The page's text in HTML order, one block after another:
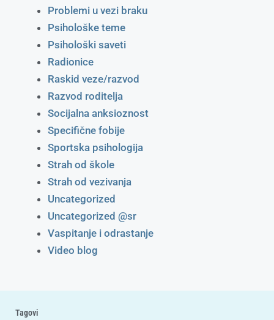
Problemi u vezi braku
Psihološke teme
Psihološki saveti
Radionice
Raskid veze/razvod
Razvod roditelja
Socijalna anksioznost
Specifične fobije
Sportska psihologija
Strah od škole
Strah od vezivanja
Uncategorized
Uncategorized @sr
Vaspitanje i odrastanje
Video blog
Tagovi